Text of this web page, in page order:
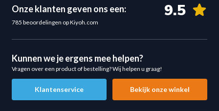
Onze klanten geven ons een:
785 beoordelingen op Kiyoh.com
9.5
Kunnen we je ergens mee helpen?
Vragen over een product of bestelling? Wij helpen u graag!
Klantenservice Bekijk onze winkel